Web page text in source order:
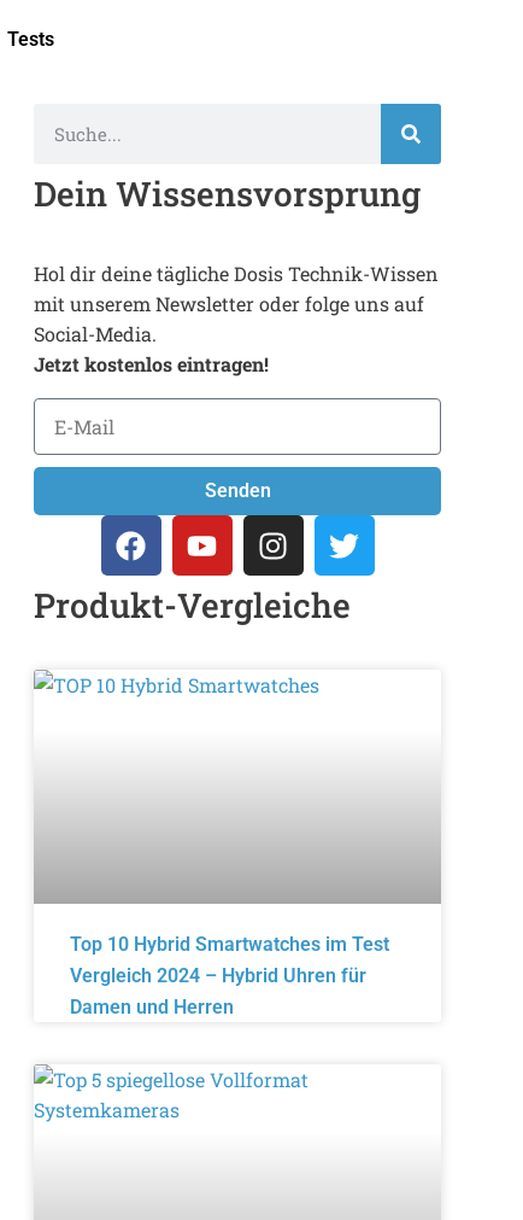
Tests
Dein Wissensvorsprung
Hol dir deine tägliche Dosis Technik-Wissen
mit unserem Newsletter oder folge uns auf
Social-Media.
Jetzt kostenlos eintragen!
Senden
Produkt-Vergleiche
Top 10 Hybrid Smartwatches im Test
Vergleich 2024 – Hybrid Uhren für
Damen und Herren